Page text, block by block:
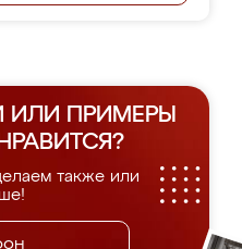
ИЛИ ПРИМЕРЫ
также или